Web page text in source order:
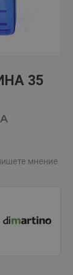
35
мнение